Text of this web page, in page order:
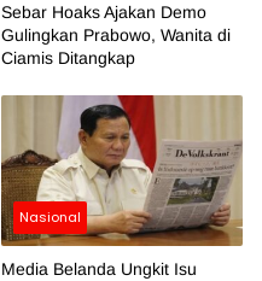
Sebar Hoaks Ajakan Demo
Gulingkan Prabowo, Wanita di
Ciamis Ditangkap
Nasional
Media Belanda Ungkit Isu